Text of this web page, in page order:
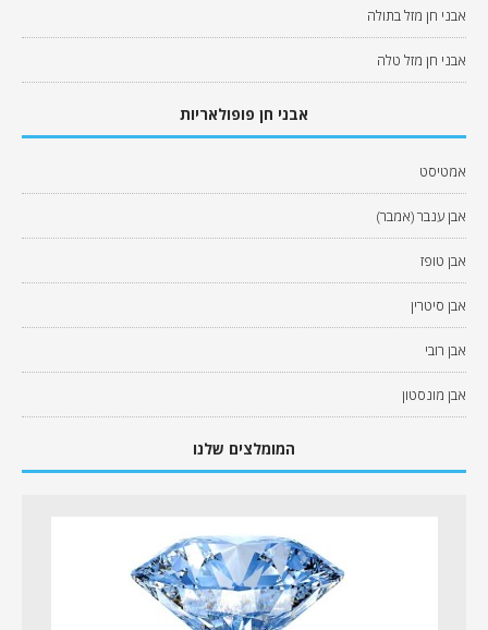
אבני חן מזל בתולה
אבני חן מזל טלה
אבני חן פופולאריות
אמטיסט
אבן ענבר (אמבר)
אבן טופז
אבן סיטרין
אבן רובי
אבן מונסטון
המומלצים שלנו